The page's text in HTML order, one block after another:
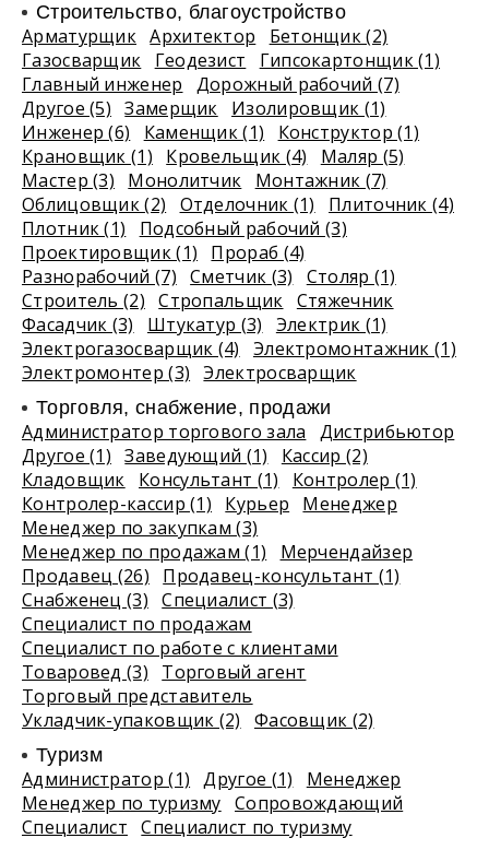
Строительство, благоустройство
Арматурщик Архитектор
Бетонщик (2)
Газосварщик
Геодезист
Гипсокартонщик (1)
Главный инженер
Дорожный рабочий (7)
Другое (5)
Замерщик
Изолировщик (1)
Инженер (6)
Каменщик (1)
Конструктор (1)
Крановщик (1)
Кровельщик (4)
Маляр (5)
Мастер (3)
Монолитчик
Монтажник (7)
Облицовщик (2)
Отделочник (1)
Плиточник (4)
Плотник (1)
Подсобный рабочий (3)
Проектировщик (1)
Прораб (4)
Разнорабочий (7) Сметчик (3)
Столяр (1)
Строитель (2)
Стропальщик Стяжечник
Фасадчик (3)
Штукатур (3)
Электрик (1)
Электрогазосварщик (4)
Электромонтажник (1)
Электромонтер (3)
Электросварщик
Торговля, снабжение, продажи
Администратор торгового зала
Дистрибьютор
Другое (1)
Заведующий (1)
Кассир (2)
Кладовщик
Консультант (1)
Контролер (1)
Контролер-кассир (1)
Курьер
Менеджер
Менеджер по закупкам (3)
Менеджер по продажам (1)
Мерчендайзер
Продавец (26)
Продавец-консультант (1)
Снабженец (3)
Специалист (3)
Специалист по продажам
Специалист по работе с клиентами
Товаровед (3)
Торговый агент
Торговый представитель
Укладчик-упаковщик (2)
Фасовщик (2)
Туризм
Администратор (1) Другое (1)
Менеджер
Менеджер по туризму Сопровождающий
Специалист
Специалист по туризму